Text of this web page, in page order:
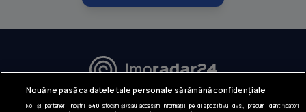
URMĂREȘTE-NE:
Nouă ne pasă ca datele tale personale să rămână confidențiale
Noi și partenerii noștri 640stocăm și/sau accesăm informații pe dispozitivul dvs., precum identificatorii